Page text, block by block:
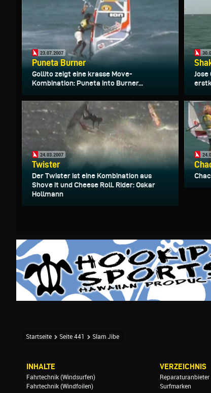
23.07.2007
Puneta Burner
Gollito zeigt eine krasse Move-
Kombination: Puneta into Burner...
24.03.2007
Twister
Der Twister ist eine Kombination aus
Shove it und Cheese Roll. Rider: Oskar
Hollmann
Startseite Seite 441 Slam Jibe
INHALTE
Fahrtechnik (Windsurfen)
Fahrtechnik (Windfoilen)
VERZEICHNIS
Reparaturanbieter
Surfmarken